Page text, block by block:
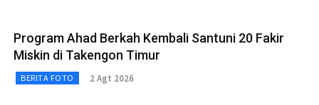
Program Ahad Berkah Kembali Santuni 20 Fakir
Miskin di Takengon Timur
BERITA FOTO 2 Agt 2026